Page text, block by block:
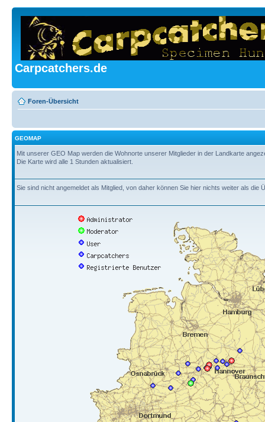
Carpcatchers.de
Foren-Übersicht
GEOMAP
Mit unserer GEO Map werden die Wohnorte unserer Mitglieder in der Landkarte
Die Karte wird alle 1 Stunden aktualisiert.
Sie sind nicht angemeldet als Mitglied, von daher können Sie hier nichts weiter als die